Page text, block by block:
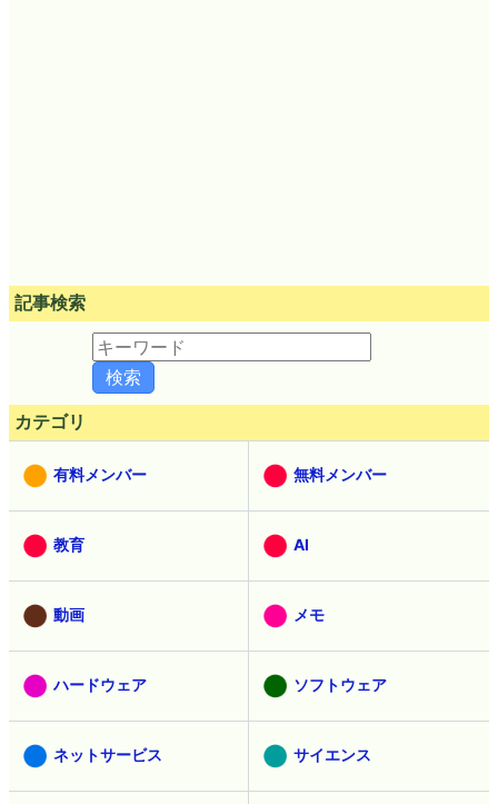
記事検索
カテゴリ
有料メンバー 無料メンバー
教育 AI
動画 メモ
ハードウェア ソフトウェア
ネットサービス サイエンス